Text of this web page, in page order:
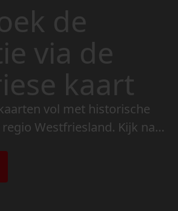
de
via de
kaart
vol met historische
Westfriesland. Kijk naar